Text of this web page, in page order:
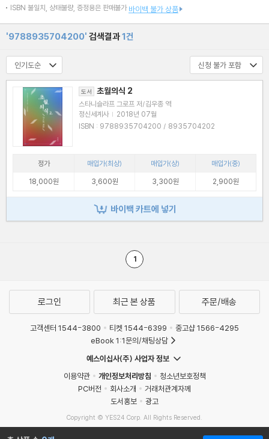
ISBN 불일치, 상태불량, 증정용은 판매불가 바이백 불가 상품
'9788935704200' 검색결과1건
도서 초월의식 2
스타니슬라프 그로프 저/김우종 역
정신세계사 | 2018년 07월
ISBN : 9788935704200 / 8935704202
정가 매입가(최상) 매입가(상)
매입가(중)
18,000원
3,600원 3,300원 2,900원
바이백 카트에 넣기
1
로그인 최근 본 상품 주문/배송
고객센터 1544-3800 티켓 1544-6399
중고샵 1566-4295
eBook 1:1문의/채팅상담
예스이십사(주) 사업자 정보
이용약관
개인정보처리방침
청소년보호정책
PC버전
회사소개
거래처관계자께
도서홍보
광고
Copyright © YES24 Corp. All Rights Reserved.
MATOM14